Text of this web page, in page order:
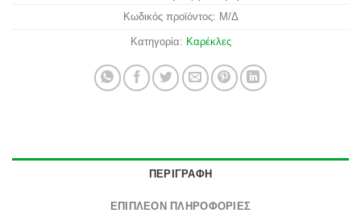
Κωδικός προϊόντος: Μ/Δ
Κατηγορία: Καρέκλες
ΠΕΡΙΓΡΑΦΉ
ΕΠΙΠΛΈΟΝ ΠΛΗΡΟΦΟΡΊΕΣ